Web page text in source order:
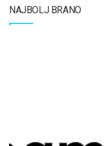
NAJBOLJ BRANO